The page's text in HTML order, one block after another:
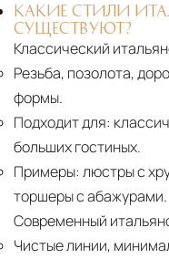
КАКИЕ СТИЛИ
СУЩЕСТВУЮТ?
Классический
Резьба, позолота,
формы.
Подходит для:
больших гостиных.
Примеры: люстры с
торшеры с абажурами.
Современный
Чистые линии,